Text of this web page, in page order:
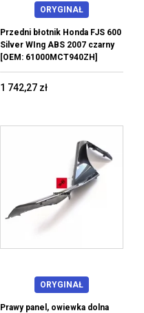
ORYGINAŁ
Przedni błotnik Honda FJS 600
Silver WIng ABS 2007 czarny
[OEM: 61000MCT940ZH]
1 742,27 zł
ORYGINAŁ
Prawy panel, owiewka dolna